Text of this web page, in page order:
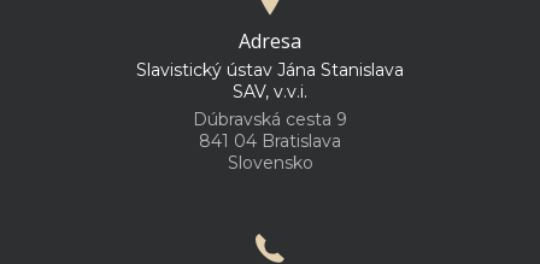
Adresa
Slavistický ústav Jána Stanislava
SAV, v.v.i.
Dúbravská cesta 9
841 04 Bratislava
Slovensko